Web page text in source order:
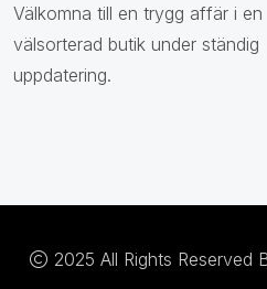
Välkomna till en trygg affär i en
välsorterad butik under ständig
uppdatering.
2025 All Rights Reserved